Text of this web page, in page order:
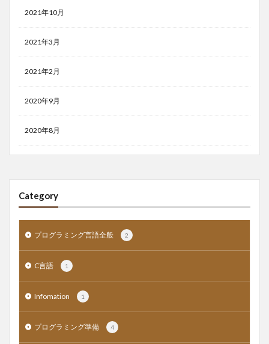
2021年10月
2021年3月
2021年2月
2020年9月
2020年8月
Category
プログラミング言語全般 2
C言語 1
Infomation 1
プログラミング準備 4